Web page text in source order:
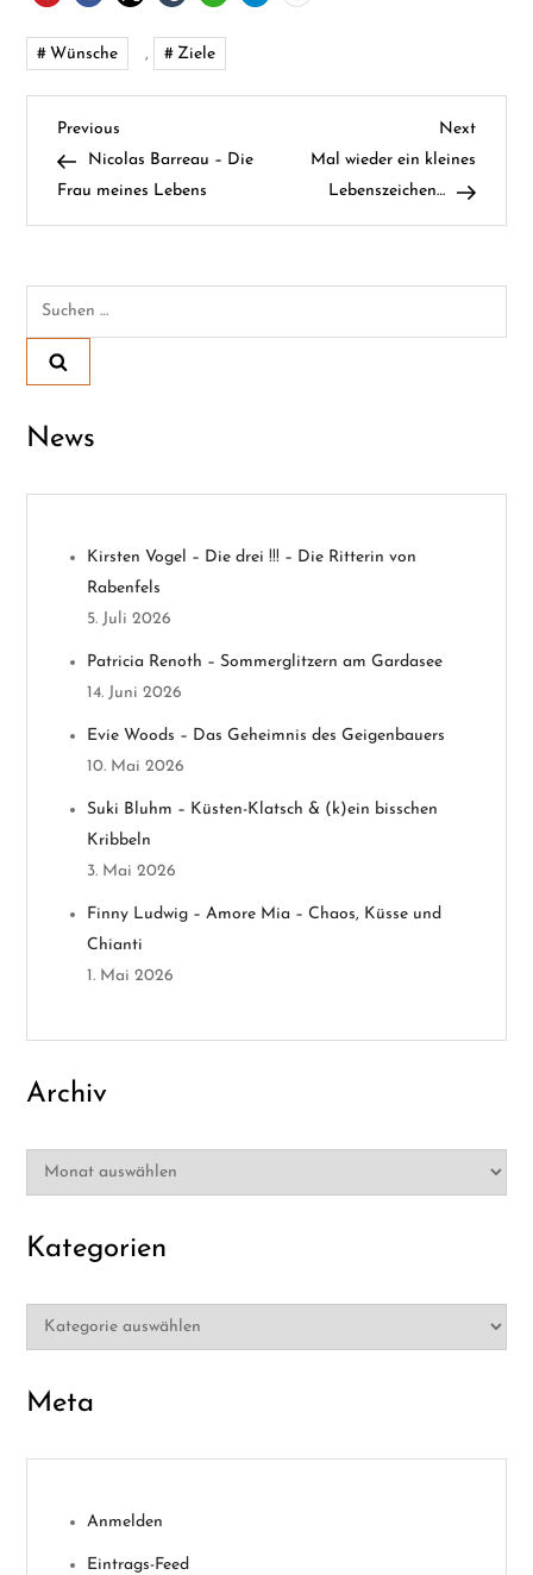
Wünsche , Ziele
B
e
t
r
g
s
n
v
a
n
Previous
Post
Previous
Nicolas Barreau – Die
Frau meines Lebens
Next
Post
Next
Mal wieder ein kleines
Lebenszeichen…
Suchen
News
Kirsten Vogel – Die drei !!! – Die Ritterin von
Rabenfels
5. Juli 2026
Patricia Renoth – Sommerglitzern am Gardasee
14. Juni 2026
Evie Woods – Das Geheimnis des Geigenbauers
10. Mai 2026
Suki Bluhm – Küsten-Klatsch & (k)ein bisschen
Kribbeln
3. Mai 2026
Finny Ludwig – Amore Mia – Chaos, Küsse und
Chianti
1. Mai 2026
Archiv
Archiv
Kategorien
Kategorien
Meta
Anmelden
Eintrags-Feed